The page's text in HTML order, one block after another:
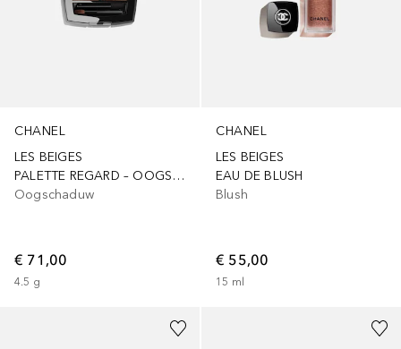
CHANEL
LES BEIGES
PALETTE REGARD – OOGSCHADUWPALET VOOR EEN NATUURLIJK STRALENDE TEINT
Oogschaduw
€ 71,00
4.5 g
CHANEL
LES BEIGES
EAU DE BLUSH
Blush
€ 55,00
15 ml+